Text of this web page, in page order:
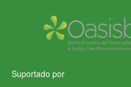
Suportado por